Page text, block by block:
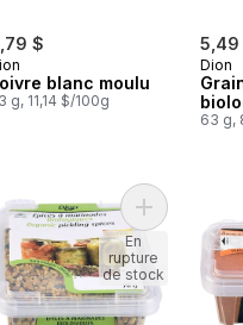
$
blanc moulu
g, 11,14 $/100g
5,49
Dion
63 g,
au panier Ajouter
En
rupture
de stock